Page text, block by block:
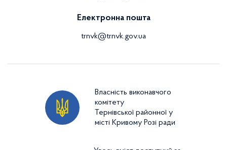
Електронна пошта
trnvk@trnvk.gov.ua
Власність виконавчого
комітету
Тернівської районної у
місті Кривому Розі ради